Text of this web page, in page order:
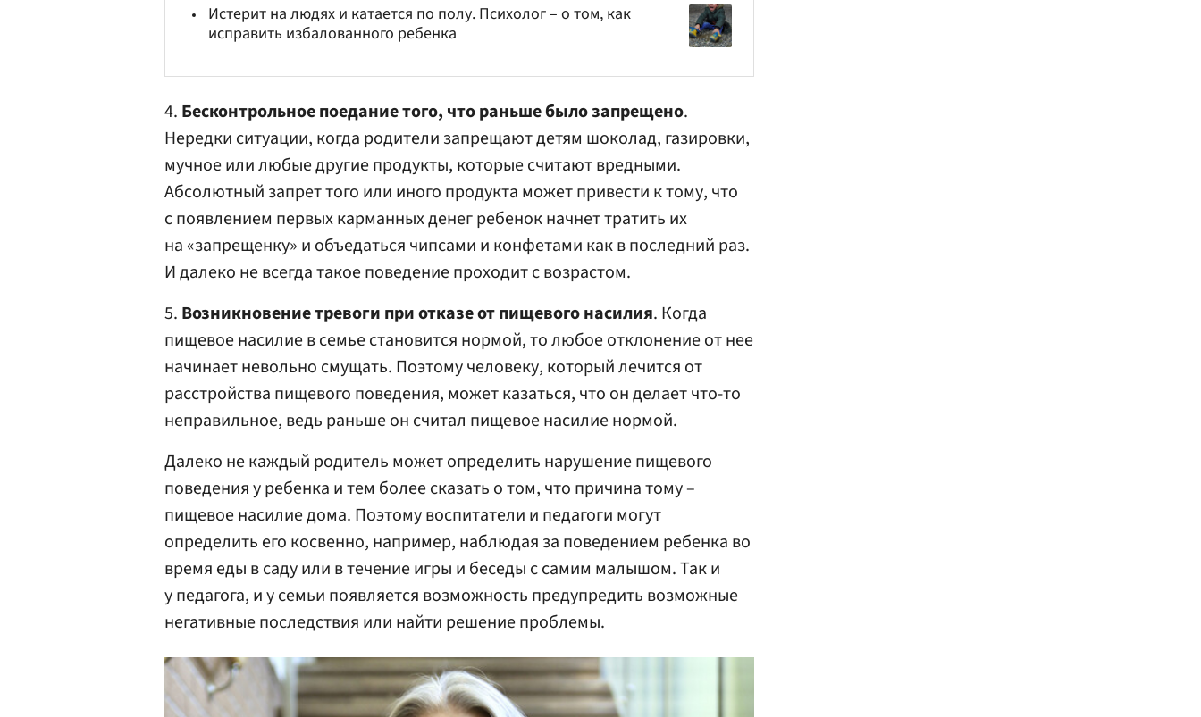
Истерит на людях и катается по полу. Психолог – о том, как
исправить избалованного ребенка
4. Бесконтрольное поедание того, что раньше было запрещено.
Нередки ситуации, когда родители запрещают детям шоколад, газировки,
мучное или любые другие продукты, которые считают вредными.
Абсолютный запрет того или иного продукта может привести к тому, что
с появлением первых карманных денег ребенок начнет тратить их
на «запрещенку» и объедаться чипсами и конфетами как в последний раз.
И далеко не всегда такое поведение проходит с возрастом.
5. Возникновение тревоги при отказе от пищевого насилия. Когда
пищевое насилие в семье становится нормой, то любое отклонение от нее
начинает невольно смущать. Поэтому человеку, который лечится от
расстройства пищевого поведения, может казаться, что он делает что-то
неправильное, ведь раньше он считал пищевое насилие нормой.
Далеко не каждый родитель может определить нарушение пищевого
поведения у ребенка и тем более сказать о том, что причина тому –
пищевое насилие дома. Поэтому воспитатели и педагоги могут
определить его косвенно, например, наблюдая за поведением ребенка во
время еды в саду или в течение игры и беседы с самим малышом. Так и
у педагога, и у семьи появляется возможность предупредить возможные
негативные последствия или найти решение проблемы.